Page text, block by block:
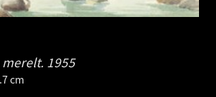
merelt. 1955
cm